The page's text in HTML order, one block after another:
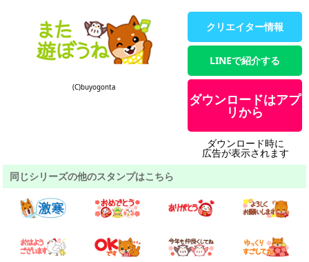
(C)buyogonta
クリエイター情報
LINEで紹介する
ダウンロードはアプ
リから
ダウンロード時に
広告が表示されます
同じシリーズの他のスタンプはこちら